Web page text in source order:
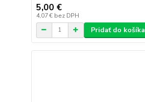
5,00 €
4,07 € bez DPH
Pridať do košíka